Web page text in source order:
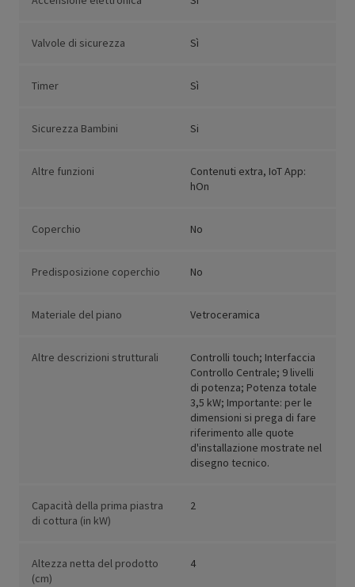
Valvole di sicurezza Sì
Timer Sì
Sicurezza Bambini Si
Altre funzioni
Contenuti extra, IoT App:
hOn
Coperchio No
Predisposizione coperchio No
Materiale del piano Vetroceramica
Altre descrizioni strutturali
Controlli touch; Interfaccia
Controllo Centrale; 9 livelli
di potenza; Potenza totale
3,5 kW; Importante: per le
dimensioni si prega di fare
riferimento alle quote
d'installazione mostrate nel
disegno tecnico.
Capacità della prima piastra
di cottura (in kW)
2
Altezza netta del prodotto
(cm)
4